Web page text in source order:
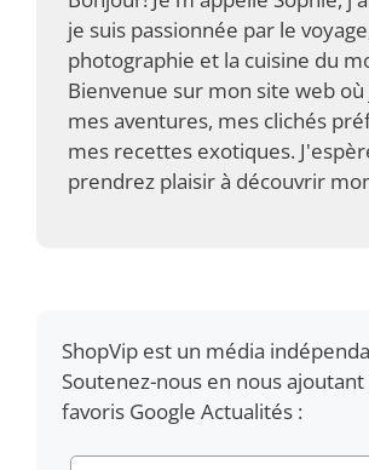
je suis passionnée par le
photographie et la cuisine du
Bienvenue sur mon site web
mes aventures, mes clichés
mes recettes exotiques.
prendrez plaisir à découvrir
ShopVip est un média
Soutenez-nous en nous ajoutant
favoris Google Actualités :